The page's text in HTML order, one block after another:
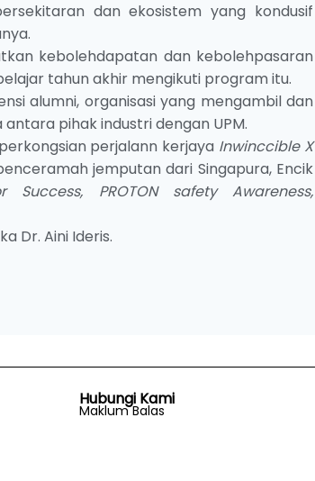
dan ekosistem yang kondusif
kebolehdapatan dan kebolehpasaran
tahun akhir mengikuti program itu.
alumni, organisasi yang mengambil dan
pihak industri dengan UPM.
perjalann kerjaya Inwinccible X
jemputan dari Singapura, Encik
Success, PROTON safety Awareness,
Dr. Aini Ideris.
Hubungi Kami
Maklum Balas